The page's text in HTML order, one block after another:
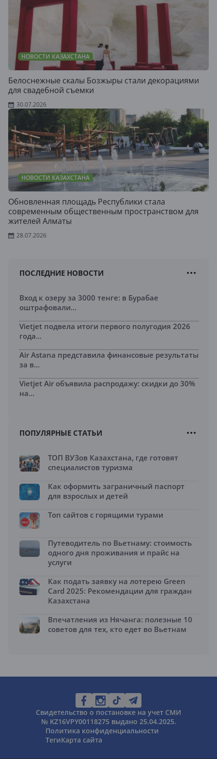
НОВОСТИ КАЗАХСТАНА
Белоснежные скалы Бозжыры стали декорациями
для свадебной съемки
30.07.2026
НОВОСТИ КАЗАХСТАНА
Обновленная площадь Республики стала
современным общественным пространством для
жителей Алматы
28.07.2026
ПОСЛЕДНИЕ НОВОСТИ
Вход к озеру за 3000 тенге: в Бурабае
оштрафовали...
Vietjet подвела итоги первого полугодия 2026
года...
Air Astana представила финансовые результаты
за в...
Vietjet Air объявила распродажу: скидки до 30%
на...
ПОПУЛЯРНЫЕ СТАТЬИ
ТОП ВУЗов Казахстана, где готовят
специалистов туризма
Как оформить заграничный паспорт
для взрослых и детей
Топ сайтов с горящими турами
Путеводитель по Вьетнаму: стоимость
одного дня проживания и прайс на
услуги
Как подать заявку на лотерею Green
Card 2025: Рекомендации для граждан
Казахстана
Впечатления из Нячанга: полезные 10
советов для тех, кто едет во Вьетнам
Свидетельство о постановке на учет СМИ
№ KZ16VPY00118275 выдано 25.04.2025.
Политика конфиденциальности
ТегиКарта сайта